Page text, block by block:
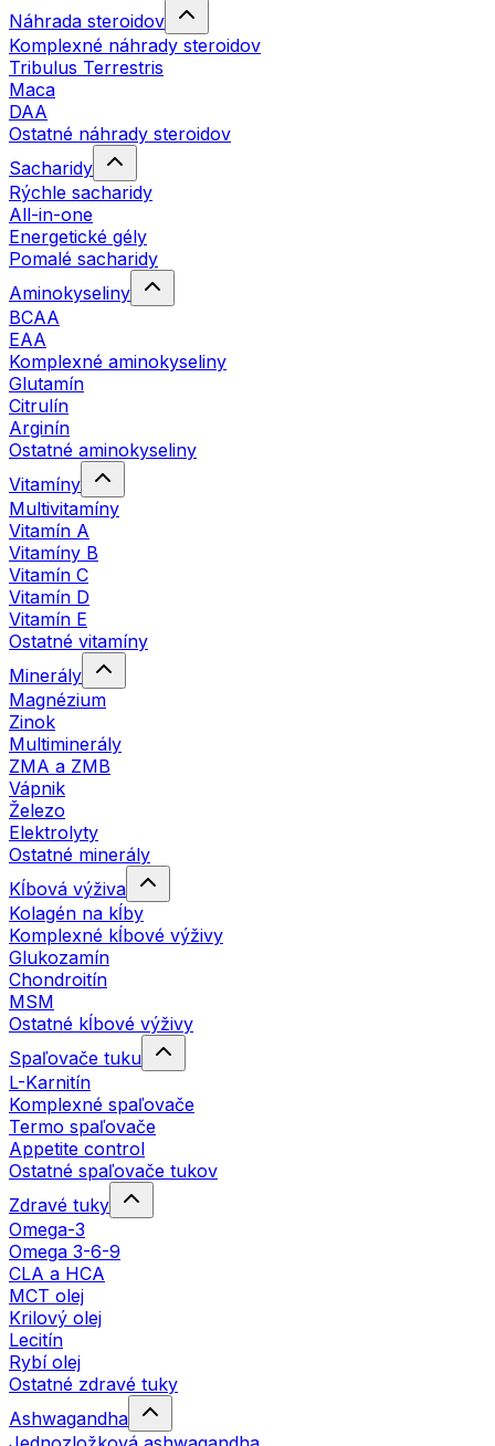
Náhrada steroidov
Komplexné náhrady steroidov
Tribulus Terrestris
Maca
DAA
Ostatné náhrady steroidov
Sacharidy
Rýchle sacharidy
All-in-one
Energetické gély
Pomalé sacharidy
Aminokyseliny
BCAA
EAA
Komplexné aminokyseliny
Glutamín
Citrulín
Arginín
Ostatné aminokyseliny
Vitamíny
Multivitamíny
Vitamín A
Vitamíny B
Vitamín C
Vitamín D
Vitamín E
Ostatné vitamíny
Minerály
Magnézium
Zinok
Multiminerály
ZMA a ZMB
Vápnik
Železo
Elektrolyty
Ostatné minerály
Kĺbová výživa
Kolagén na kĺby
Komplexné kĺbové výživy
Glukozamín
Chondroitín
MSM
Ostatné kĺbové výživy
Spaľovače tuku
L-Karnitín
Komplexné spaľovače
Termo spaľovače
Appetite control
Ostatné spaľovače tukov
Zdravé tuky
Omega-3
Omega 3-6-9
CLA a HCA
MCT olej
Krilový olej
Lecitín
Rybí olej
Ostatné zdravé tuky
Ashwagandha